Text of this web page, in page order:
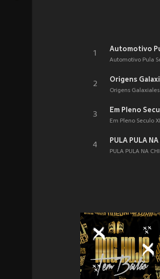
1
Automotivo
Automotivo Pula
2
Origens
Origens
3
Em Pleno
Em Pleno Seculo
4
PULA PULA
PULA PULA NA